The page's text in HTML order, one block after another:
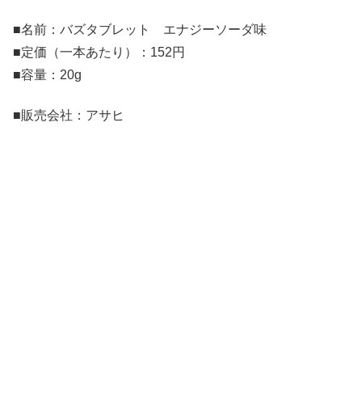
■名前：バズタブレット エナジーソーダ味
■定価（一本あたり）：152円
■容量：20g
■販売会社：アサヒ